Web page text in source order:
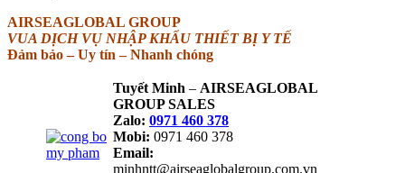
AIRSEAGLOBAL GROUP
VUA DỊCH VỤ NHẬP KHẨU THIẾT BỊ Y TẾ
Đảm bảo – Uy tín – Nhanh chóng
Tuyết Minh – AIRSEAGLOBAL
GROUP SALES
Zalo: 0971 460 378
Mobi: 0971 460 378
Email:
minhntt@airseaglobalgroup.com.vn